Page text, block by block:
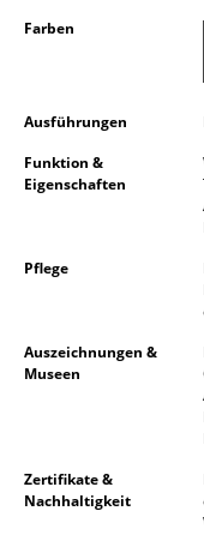
Tischleuchten
Stehleuchten &
Bodenleuchten
Outdoor-
... alle Leuchten
Doppelbetten
Einzelbetten
Farben
Ausführungen
Funktion &
Eigenschaften
Pflege
Auszeichnungen &
Museen
Zertifikate &
Nachhaltigkeit